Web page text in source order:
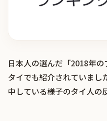
日本人の選んだ「2018年
タイでも紹介されていまし
中している様子のタイ人の